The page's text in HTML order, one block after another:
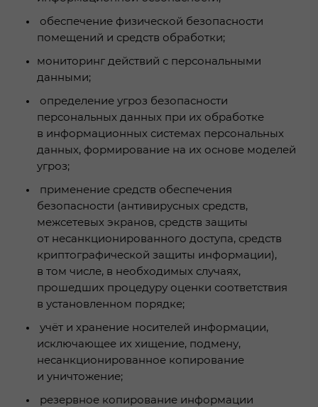
обеспечение физической безопасности
помещений и средств обработки;
мониторинг действий с персональными
данными;
определение угроз безопасности
персональных данных при их обработке
в информационных системах персональных
данных, формирование на их основе моделей
угроз;
применение средств обеспечения
безопасности (антивирусных средств,
межсетевых экранов, средств защиты
от несанкционированного доступа, средств
криптографической защиты информации),
в том числе, в необходимых случаях,
прошедших процедуру оценки соответствия
в установленном порядке;
учёт и хранение носителей информации,
исключающее их хищение, подмену,
несанкционированное копирование
и уничтожение;
резервное копирование информации